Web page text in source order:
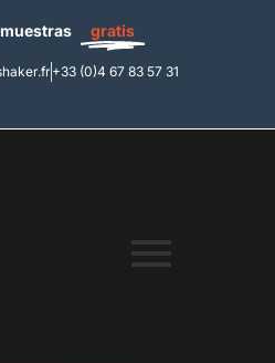
gratis
+33 (0)4 67 83 57 31